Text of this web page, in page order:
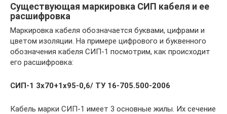
Существующая маркировка СИП кабеля и ее
расшифровка
Маркировка кабеля обозначается буквами, цифрами и
цветом изоляции. На примере цифрового и буквенного
обозначения кабеля СИП-1 посмотрим, как происходит
его расшифровка:
СИП-1 3х70+1х95-0,6/ ТУ 16-705.500-2006
Кабель марки СИП-1 имеет 3 основные жилы. Их сечение